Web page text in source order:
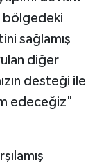
bölgedeki
sağlamış
diğer
desteği ile
edeceğiz"